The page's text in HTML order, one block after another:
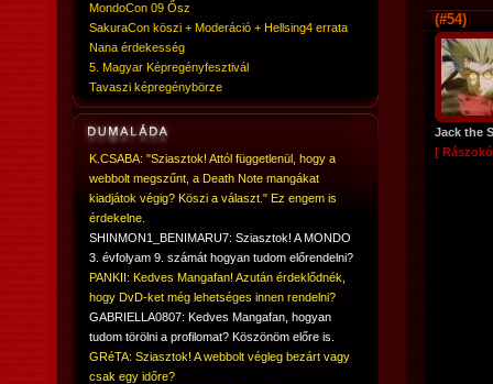
MondoCon 09 Ősz
SakuraCon köszi + Moderáció + Hellsing4 errata
Nana érdekesség
5. Magyar Képregényfesztivál
Tavaszi képregénybörze
K.CSABA: "Sziasztok! Attól függetlenül, hogy a
webbolt megszűnt, a Death Note mangákat
kiadjátok végig? Köszi a választ." Ez engem is
érdekelne.
SHINMON1_BENIMARU7: Sziasztok! A MONDO
3. évfolyam 9. számát hogyan tudom előrendelni?
PANKII: Kedves Mangafan! Azután érdeklődnék,
hogy DvD-ket még lehetséges innen rendelni?
GABRIELLA0807: Kedves Mangafan, hogyan
tudom törölni a profilomat? Köszönöm előre is.
GRéTA: Sziasztok! A webbolt végleg bezárt vagy
csak egy időre?
(#54)
Jack the
[